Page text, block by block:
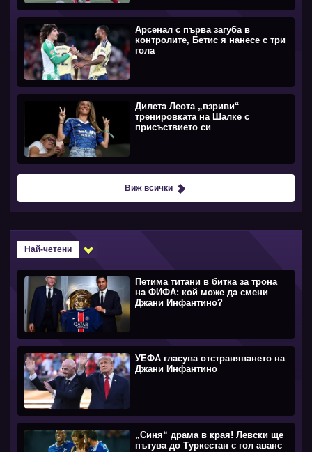
Арсенал с първа загуба в
контролите, Бетис я нанесе с три
гола
Дилета Леота „взриви“
тренировката на Шалке с
присъствието си
Виж всички
Най-четени
Петима титани в битка за трона
на ФИФА: кой може да смени
Джани Инфантино?
УЕФА гласува отстраняването на
Джани Инфантино
„Синя“ драма в края! Левски ще
пътува до Туркестан с гол аванс